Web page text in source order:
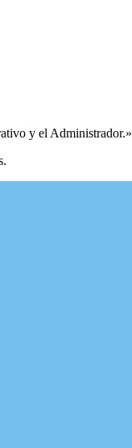
y el Administrador.»